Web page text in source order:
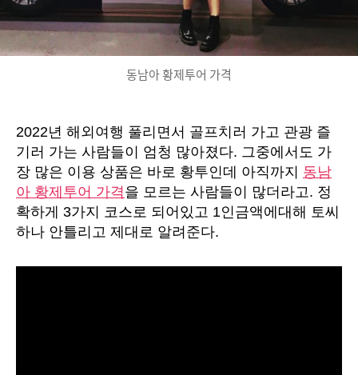
던
데
히
준
다.
동남아 황제투어 가격
2022년 해외여행 풀리면서 골프치러 가고 관광 즐
기러 가는 사람들이 엄청 많아졌다. 그중에서도 가
장 많은 이용 상품은 바로 황투인데 아직까지 동남
아 황제투어 가격을 모르는 사람들이 많더라고. 정
확하게 3가지 코스로 되어있고 1인금액에대해 토씨
하나 안틀리고 제대로 알려준다.